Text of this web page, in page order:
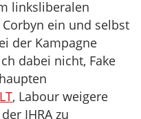
linksliberalen
ein und selbst
der Kampagne
dabei nicht, Fake
, Labour weigere
IHRA zu